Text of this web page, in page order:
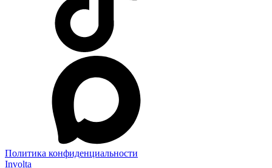
Политика конфиденциальности
Involta